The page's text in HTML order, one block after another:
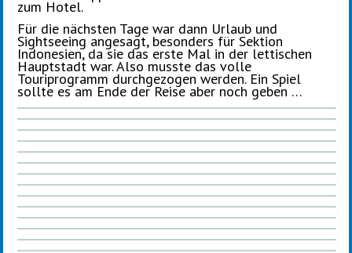
zum Hotel.
Für die nächsten Tage war dann Urlaub und
Sightseeing angesagt, besonders für Sektion
Indonesien, da sie das erste Mal in der lettischen
Hauptstadt war. Also musste das volle
Touriprogramm durchgezogen werden. Ein Spiel
sollte es am Ende der Reise aber noch geben …